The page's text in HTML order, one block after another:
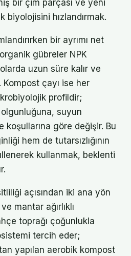
bir çim parçası ve yeni
biyolojisini hızlandırmak.
bir ayrımı net
gübreler NPK
uzun süre kalır ve
Kompost çayı ise her
profildir;
suyun
koşullarına göre değişir. Bu
hem de tutarsızlığının
kullanmak, beklenti
açısından iki ana yön
mantar ağırlıklı
toprağı çoğunlukla
tercih eder;
yapılan aerobik kompost